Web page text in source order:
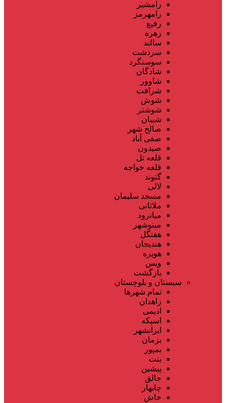
رامشیر
رامهرمز
رفیع
زهره
سالند
سردشت
سوسنگرد
شادگان
شاوور
شرافت
شوش
شوشتر
شیبان
صالح شهر
صفی آباد
صیدون
قلعه تل
قلعه خواجه
گتوند
لالی
مسجد سلیمان
ملاثانی
میانرود
مینوشهر
هفتگل
هندیجان
هویزه
ویس
بازگشت
سیستان و بلوچستان
تمام شهر‌ها
زاهدان
ادیمی
اسپکه
ایرانشهر
بزمان
بمپور
بنت
پیشین
جالق
چابهار
خاش